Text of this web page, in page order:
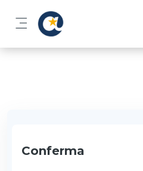
Pannello laterale
Conferma